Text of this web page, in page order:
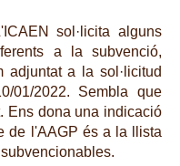
sol·licita alguns
a la subvenció,
adjuntat a la sol·licitud
01/2022. Sembla que
Ens dona una indicació
de l'AAGP és a la llista